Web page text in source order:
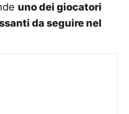
uno dei giocatori
da seguire nel